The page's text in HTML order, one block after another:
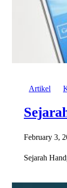
Artikel
February 3,
Sejarah